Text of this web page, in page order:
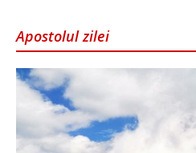
Apostolul zilei